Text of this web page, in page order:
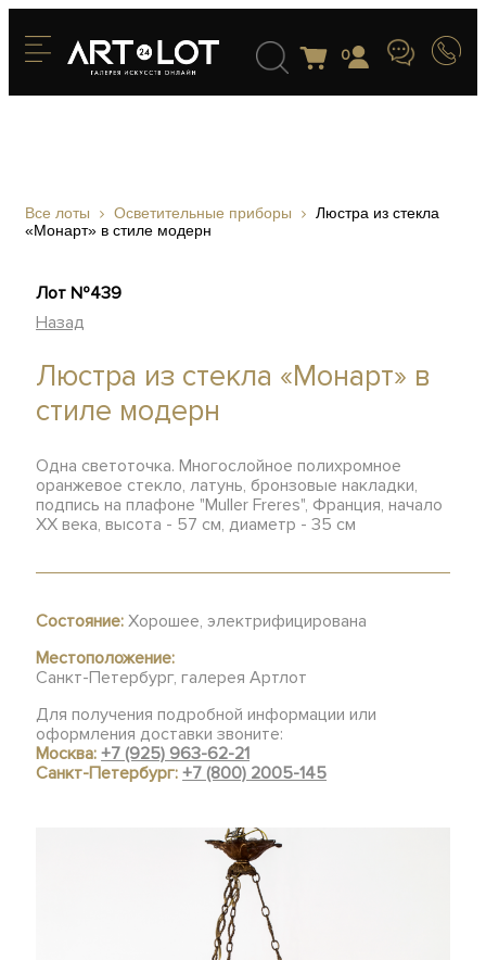
0
Все лоты Осветительные приборы
Люстра из стекла
«Монарт» в стиле модерн
Лот №439
Назад
Люстра из стекла «Монарт» в
стиле модерн
Одна светоточка. Многослойное полихромное
оранжевое стекло, латунь, бронзовые накладки,
подпись на плафоне "Muller Freres", Франция, начало
ХХ века, высота - 57 см, диаметр - 35 см
Состояние: Хорошее, электрифицирована
Местоположение:
Санкт-Петербург, галерея Артлот
Для получения подробной информации или
оформления доставки звоните:
Москва:+7 (925) 963-62-21
Санкт-Петербург:+7 (800) 2005-145